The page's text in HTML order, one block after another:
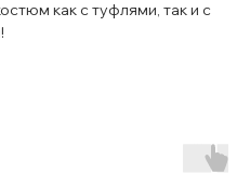
как с туфлями, так и с